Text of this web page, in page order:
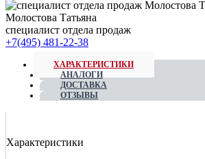
Молостова Татьяна
специалист отдела продаж
+7(495) 481-22-38
ХАРАКТЕРИСТИКИ
АНАЛОГИ
ДОСТАВКА
ОТЗЫВЫ
Характеристики